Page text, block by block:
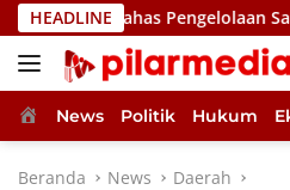
Langsung
ke
konten
HEADLINE
Bahas Pengelolaan Sampah
Home
News Politik Hukum
Beranda News Daerah